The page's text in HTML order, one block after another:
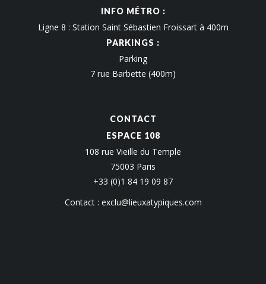
INFO MÉTRO :
Ligne 8 : Station Saint Sébastien Froissart à 400m
PARKINGS :
Parking
7 rue Barbette (400m)
CONTACT
ESPACE 108
108 rue Vieille du Temple
75003 Paris
+33 (0)1 84 19 09 87
Contact : exclu@lieuxatypiques.com